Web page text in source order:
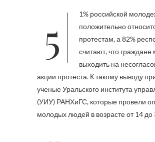
51% российской молодежи
положительно
протестам, а 82%
считают, что граждане
выходить на
акции протеста. К такому выводу
ученые Уральского института
(УИУ) РАНХиГС, которые провели
молодых людей в возрасте от 14 до